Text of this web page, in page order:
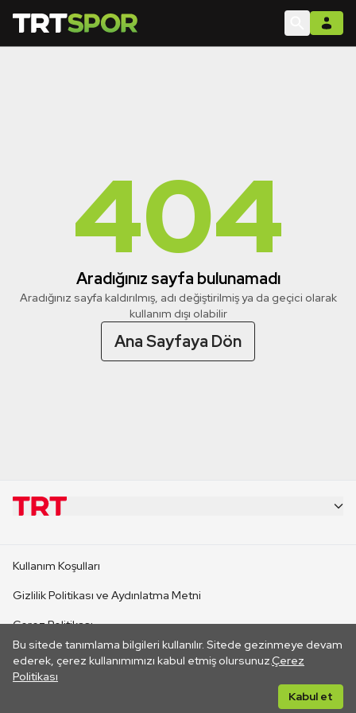
404
Aradığınız sayfa bulunamadı
Aradığınız sayfa kaldırılmış, adı değiştirilmiş ya da geçici olarak
kullanım dışı olabilir
Ana Sayfaya Dön
Bu sitede tanımlama bilgileri kullanılır. Sitede gezinmeye devam
ederek, çerez kullanımımızı kabul etmiş olursunuz.Çerez
Politikası
Kabul et
CANLI YAYINLAR
Kullanım Koşulları
Gizlilik Politikası ve Aydınlatma Metni
Çerez Politikası
İletişim
Her hakkı saklıdır. ©2026 TRT. Bağlantı yoluyla gidilen dış